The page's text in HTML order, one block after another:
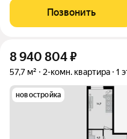
Каждая семья состоит из традиций от больших,
из поколения в
Позвонить
8 940 804₽
57,7 м² 2-комн. квартира 1
новостройка